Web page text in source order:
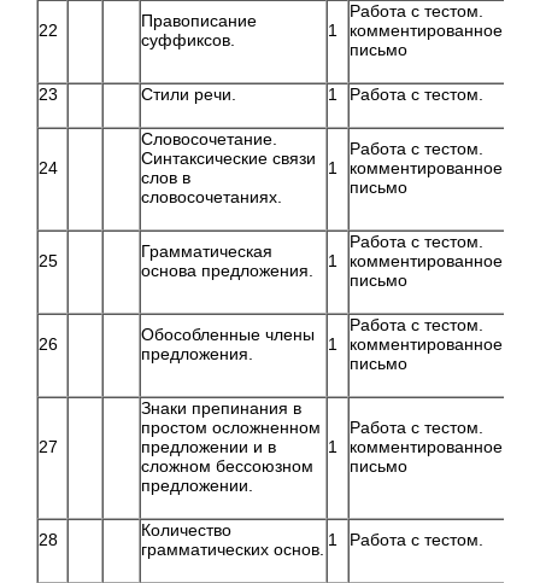
22
Правописание
суффиксов.
1
Работа с тестом.
комментированное
письмо
23 Стили речи. 1 Работа с тестом.
24
Словосочетание.
Синтаксические связи
слов в
словосочетаниях.
1
Работа с тестом.
комментированное
письмо
25
Грамматическая
основа предложения.
1
Работа с тестом.
комментированное
письмо
26
Обособленные члены
предложения.
1
Работа с тестом.
комментированное
письмо
27
Знаки препинания в
простом осложненном
предложении и в
сложном бессоюзном
предложении.
1
Работа с тестом.
комментированное
письмо
28
Количество
грамматических основ. 1 Работа с тестом.